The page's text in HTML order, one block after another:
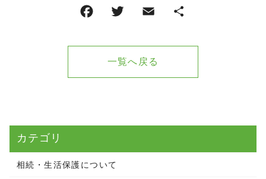
一覧へ戻る
カテゴリ
相続・生活保護について